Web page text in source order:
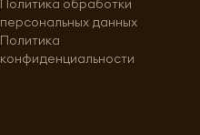
персональных данных
Политика
конфиденциальности